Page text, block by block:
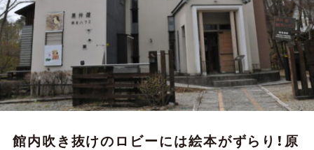
館内吹き抜けのロビーには絵本がずらり！原